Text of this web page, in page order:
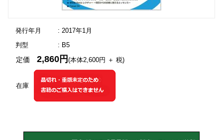
発行年月
: 2017年1月
判型
: B5
在庫
定価2,860円(本体2,600円 ＋ 税)